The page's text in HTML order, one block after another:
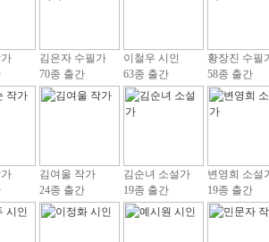
김은자 수필가
70종 출간
이철우 시인
63종 출간
황장진 수필
58종 출간
김여울 작가
24종 출간
김순녀 소설가
19종 출간
변영희 소설
19종 출간